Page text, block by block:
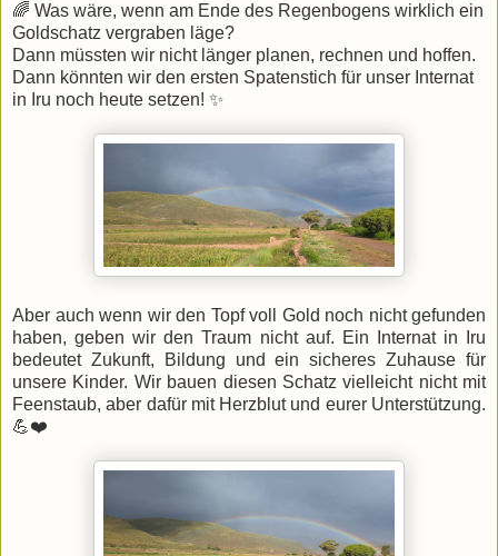
🌈 Was wäre, wenn am Ende des Regenbogens wirklich ein
Goldschatz vergraben läge?
​Dann müssten wir nicht länger planen, rechnen und hoffen.
Dann könnten wir den ersten Spatenstich für unser Internat
in Iru noch heute setzen! ✨
Aber auch wenn wir den Topf voll Gold noch nicht gefunden
haben, geben wir den Traum nicht auf. Ein Internat in Iru
bedeutet Zukunft, Bildung und ein sicheres Zuhause für
unsere Kinder. Wir bauen diesen Schatz vielleicht nicht mit
Feenstaub, aber dafür mit Herzblut und eurer Unterstützung.
💪❤️